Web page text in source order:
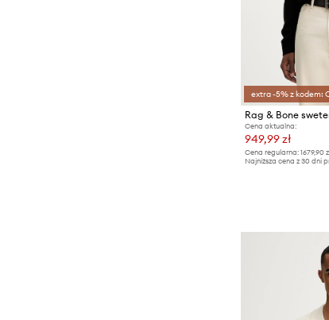
extra -5% z kodem:
Rag & Bone
Cena aktualna:
949,99 zł
Cena regularna: 1679,90
Najniższa cena z 30 dni